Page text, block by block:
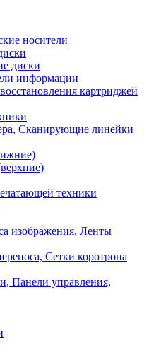
носители
диски
информации
картриджей
Сканирующие линейки
техники
изображения, Ленты
Сетки коротрона
Панели управления,